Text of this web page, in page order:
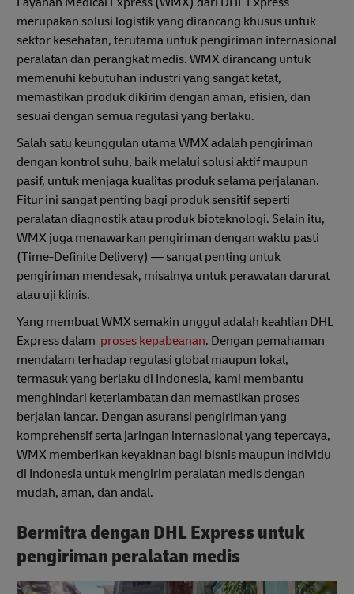
merupakan solusi logistik yang dirancang khusus untuk
sektor kesehatan, terutama untuk pengiriman internasional
peralatan dan perangkat medis. WMX dirancang untuk
memenuhi kebutuhan industri yang sangat ketat,
memastikan produk dikirim dengan aman, efisien, dan
sesuai dengan semua regulasi yang berlaku.
Salah satu keunggulan utama WMX adalah pengiriman
dengan kontrol suhu, baik melalui solusi aktif maupun
pasif, untuk menjaga kualitas produk selama perjalanan.
Fitur ini sangat penting bagi produk sensitif seperti
peralatan diagnostik atau produk bioteknologi. Selain itu,
WMX juga menawarkan pengiriman dengan waktu pasti
(Time-Definite Delivery) — sangat penting untuk
pengiriman mendesak, misalnya untuk perawatan darurat
atau uji klinis.
Yang membuat WMX semakin unggul adalah keahlian DHL
Express dalam proses kepabeanan. Dengan pemahaman
mendalam terhadap regulasi global maupun lokal,
termasuk yang berlaku di Indonesia, kami membantu
menghindari keterlambatan dan memastikan proses
berjalan lancar. Dengan asuransi pengiriman yang
komprehensif serta jaringan internasional yang tepercaya,
WMX memberikan keyakinan bagi bisnis maupun individu
di Indonesia untuk mengirim peralatan medis dengan
mudah, aman, dan andal.
Bermitra dengan DHL Express untuk
pengiriman peralatan medis